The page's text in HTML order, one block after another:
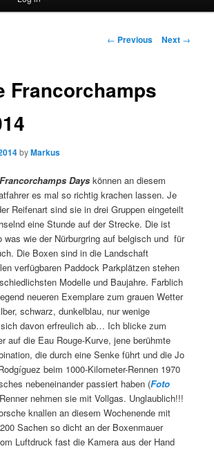
Post
← Previous Next →
Francorchamps
byMarkus
Days können an diesem
es mal so richtig krachen lassen. Je
Reifenart sind sie in drei Gruppen eingeteilt
eine Stunde auf der Strecke. Die ist
was wie der Nürburgring auf belgisch und für
Die Boxen sind in die Landschaft
verfügbaren Paddock Parkplätzen stehen
Modelle und Baujahre. Farblich
neueren Exemplare zum grauen Wetter
schwarz, dunkelblau, nur wenige
davon erfreulich ab… Ich blicke zum
auf die Eau Rouge-Kurve, jene berühmte
die durch eine Senke führt und die Jo
beim 1000-Kilometer-Rennen 1970
nebeneinander passiert haben (Foto
nehmen sie mit Vollgas. Unglaublich!!!
knallen an diesem Wochenende mit
Sachen so dicht an der Boxenmauer
Luftdruck fast die Kamera aus der Hand